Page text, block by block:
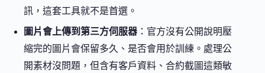
訊，這套工具就不是首選。
圖片會上傳到第三方伺服器 ：官方沒有公開說明壓
縮完的圖片會保留多久、是否會用於訓練。處理公
開素材沒問題，但含有客戶資料、合約截圖這類敏